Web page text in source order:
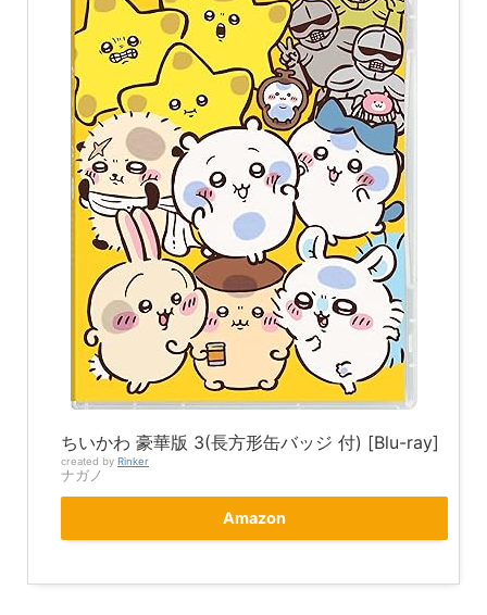
ちいかわ 豪華版 3(長方形缶バッジ 付) [Blu-ray]
created by Rinker
ナガノ
Amazon